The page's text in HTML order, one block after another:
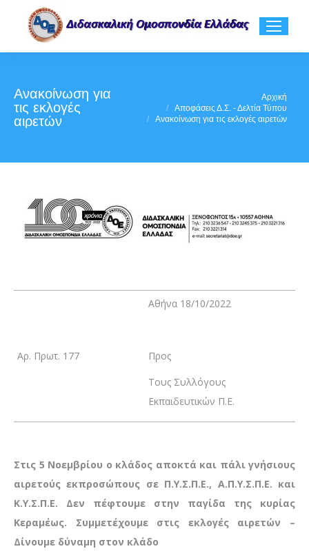
Ανακοίνωση για
τις εκλογές
αιρετών
Αρχική
Αποφάσεις Δ.Σ. - Δελτία Τύπου
Ανακοίνωση για τις εκλογές αιρετών
Αρ. Πρωτ. 177
Αθήνα 18/10/2022
Προς
Τους Συλλόγους
Εκπαιδευτικών Π.Ε.
Στις 5 Νοεμβρίου ο κλάδος αποκτά και πάλι γνήσιους
αιρετούς εκπροσώπους σε Π.Υ.Σ.Π.Ε., Α.Π.Υ.Σ.Π.Ε. και
Κ.Υ.Σ.Π.Ε. Δεν πέφτουμε στην παγίδα της κυρίας
Κεραμέως. Συμμετέχουμε στις εκλογές αιρετών –
Δίνουμε δύναμη στον κλάδο